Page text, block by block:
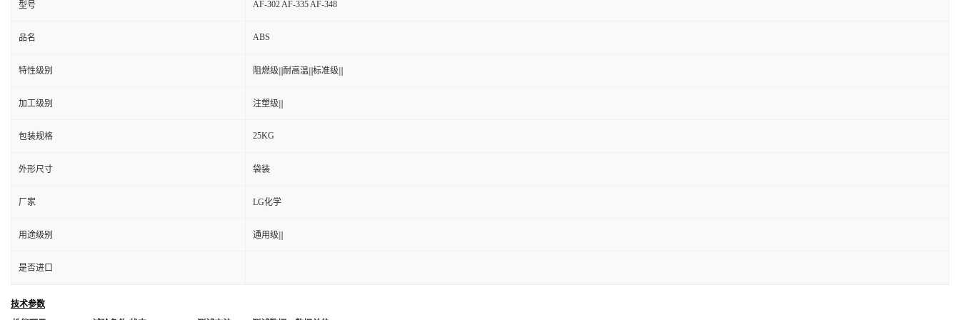
型号 AF-302 AF-335 AF-348
品名 ABS
特性级别 阻燃级|||耐高温|||标准级|||
加工级别 注塑级|||
包装规格 25KG
外形尺寸 袋装
厂家 LG化学
用途级别 通用级|||
是否进口
技术参数